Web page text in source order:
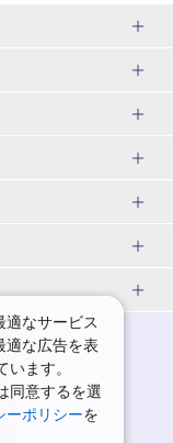
く飛行機+ホテルパック
ル・スタジオ・ジャパ
ツアー
ツアー
(北海道)
海道)
海道)
版ィーク（GW）の国内
行
ポリシー
適なサービス
適な広告を表
ます。
同意するを選
ーポリシーを